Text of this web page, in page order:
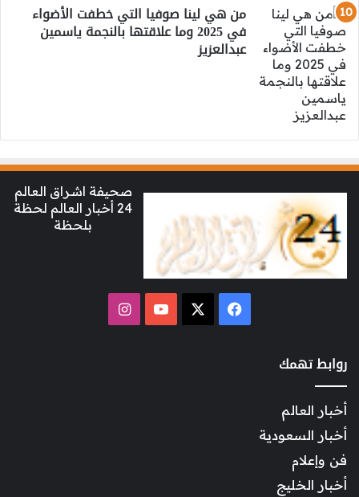
من هي لينا صوفيا التي خطفت الأضواء
في 2025 وما علاقتها بالنجمة ياسمين
عبدالعزيز
صحيفة اشراق العالم
24 أخبار العالم لحظة
بلحظة
فيسبوك ‫YouTubeانستقرام
روابط تهمك
أخبار العالم
أخبار السعودية
فن وإعلام
أخبار الخليج